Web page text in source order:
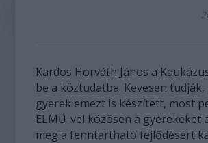
Kardos Horváth János a
be a köztudatba. Kevesen
gyereklemezt is készített, most
ELMŰ-vel közösen a gyerekeket
meg a fenntartható fejlődésért